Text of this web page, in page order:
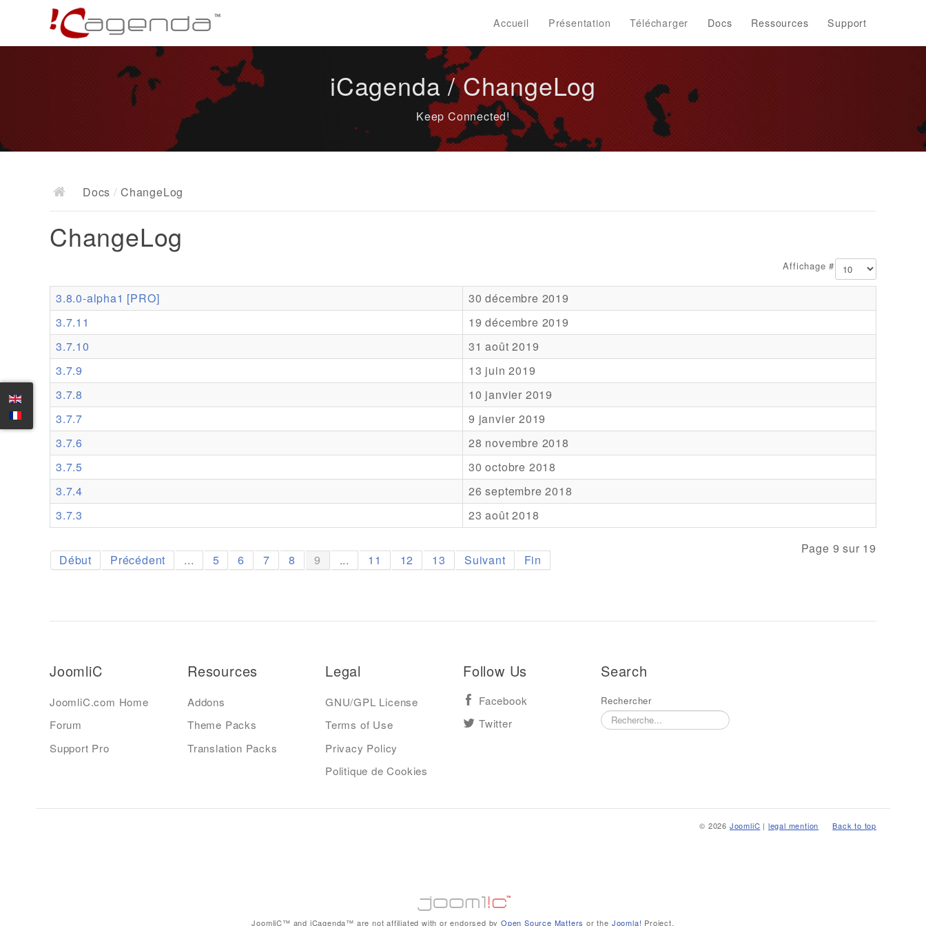
Accueil Présentation Télécharger Docs Ressources Support
iCagenda / ChangeLog
Keep Connected!
Docs / ChangeLog
ChangeLog
Affichage #
3.8.0-alpha1 [PRO]
30 décembre 2019
3.7.11
19 décembre 2019
3.7.10
31 août 2019
3.7.9
13 juin 2019
3.7.8
10 janvier 2019
3.7.7
9 janvier 2019
3.7.6
28 novembre 2018
3.7.5
30 octobre 2018
3.7.4
26 septembre 2018
3.7.3
23 août 2018
Page 9 sur 19
Début Précédent ... 5 6 7 8 9 ... 11 12 13 Suivant Fin
JoomliC
JoomliC.com Home
Forum
Support Pro
Resources
Addons
Theme Packs
Translation Packs
Legal
GNU/GPL License
Terms of Use
Privacy Policy
Politique de Cookies
Follow Us
Facebook
Twitter
Search
Rechercher
Back to top
© 2026 JoomliC | legal mention
JoomliC™ and iCagenda™ are not affiliated with or endorsed byOpen Source Matters or the Joomla! Project.